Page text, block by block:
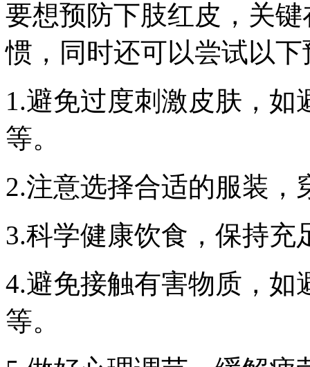
要想预防下肢红皮，关
惯，同时还可以尝试以
1.避免过度刺激皮肤，
等。
2.注意选择合适的服装，
3.科学健康饮食，保持充
4.避免接触有害物质，如
等。